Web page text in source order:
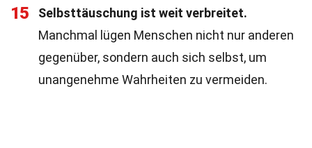
15
Selbsttäuschung ist weit verbreitet.
Manchmal lügen Menschen nicht nur anderen
gegenüber, sondern auch sich selbst, um
unangenehme Wahrheiten zu vermeiden.